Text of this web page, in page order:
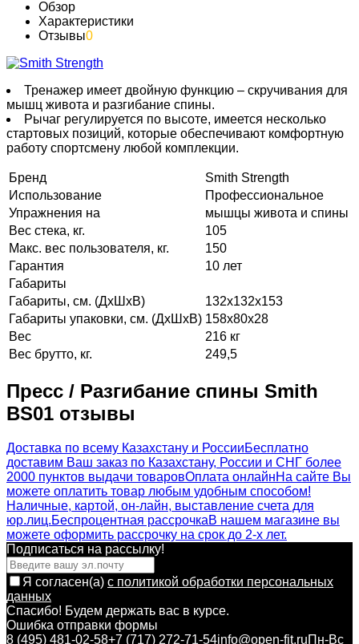
Обзор
Характеристики
Отзывы0
Тренажер имеет двойную функцию – скручивания для
мышц живота и разгибание спины.
Рычаг регулируется по высоте, имеется несколько
стартовых позиций, которые обеспечивают комфортную
работу спортсмену любой комплекции.
Бренд
Smith Strength
Использование
Профессиональное
Упражнения на
мышцы живота и спины
Вес стека, кг.
105
Макс. вес пользователя, кг.
150
Гарантия
10 лет
Габариты
Габариты, см. (ДхШхВ)
132х132х153
Габариты упаковки, см. (ДхШхВ) 158х80х28
Вес
216 кг
Вес брутто, кг.
249,5
Пресс / Разгибание спины Smith
BS01 отзывы
Доставка по всему Казахстану и РоссииБесплатно
доставим Ваш заказ по Казахстану, России и СНГ более
2000 пунктов выдачи товаровОплата онлайнНа сайте Вы
можете оплатить товар любым удобным способом!
Наличные, картой, он-лайн, выставление счета для
юр.лиц.Беспроцентная рассрочкаВ нашем магазине вы
можете оформить рассрочку на срок до 2-х лет.
Подписаться на рассылкy!
Я согласен(a) с политикой обработки персональных
данных
Спасибо! Будем держать вас в курсе.
Ошибка отправки формы
8 (495) 481-02-58+7 (717) 272-71-54info@open-fit.ruПн-Вс